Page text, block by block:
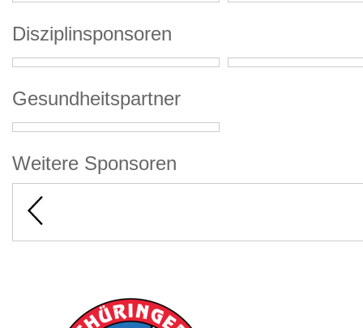
Disziplinsponsoren
Gesundheitspartner
Weitere Sponsoren